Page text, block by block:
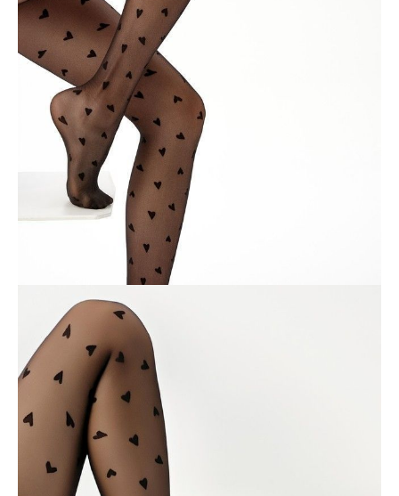
Jak złożyć zamówienie
POWIADOM MNIE O DOSTĘPNOŚCI
ПОЛУЧИТЬ ПО EMAIL
Dostawa
darmowa od 99 zł
czas dostawy: 1-2 dni robocze
Paczkomaty InPost 24/7,
darmowa od 50 zł
czas dostawy: 1-2 dni robocze
Odbiór osobisty
w sklepie Conte (Łodz)
pn.- czw. 8:00 - 16:00, pt. 8:00 - 14:00
Rajstopy z wzorem serc pomogą Ci stworzyć delikatny kobiecy look,
doskonale oddający Twój zmysłowy nastrój. Dzięki podwójnie
plecionej nici LYCRA będziesz czuć się komfortowo nosząc rajstopy
przez cały dzień.
Podwójny oplot: specjalna technologia wytwarzania nici, w której
LYCRA jest dwukrotnie oplatana nićmi poliamidowymi. Dzięki temu
rajstopy stają się bardziej elastyczna i jedwabista w dotyku.
Cechy modelu:
• 30 den,
• cienki i elastyczny,
• wzór „serduszka”,
• idealne dopasowanie,
• płaski szew,